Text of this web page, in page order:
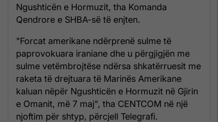
Ngushticën e Hormuzit, tha Komanda
Qendrore e SHBA-së të enjten.
"Forcat amerikane ndërprenë sulme të
paprovokuara iraniane dhe u përgjigjën me
sulme vetëmbrojtëse ndërsa shkatërruesit me
raketa të drejtuara të Marinës Amerikane
kaluan nëpër Ngushticën e Hormuzit në Gjirin
e Omanit, më 7 maj", tha CENTCOM në një
njoftim për shtyp, përcjell Telegrafi.